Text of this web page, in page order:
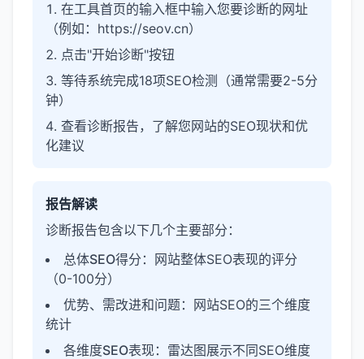
在工具首页的输入框中输入您要诊断的网址
（例如：https://seov.cn）
点击"开始诊断"按钮
等待系统完成18项SEO检测（通常需要2-5分
钟）
查看诊断报告，了解您网站的SEO现状和优
化建议
报告解读
诊断报告包含以下几个主要部分：
总体SEO得分 ：网站整体SEO表现的评分
（0-100分）
优势、需改进和问题：网站SEO的三个维度
统计
各维度SEO表现：雷达图展示不同SEO维度